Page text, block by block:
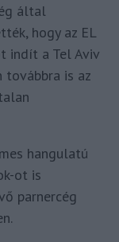
által
hogy az EL
indít a Tel Aviv
továbbra is az
hangulatú
ot is
parnercég